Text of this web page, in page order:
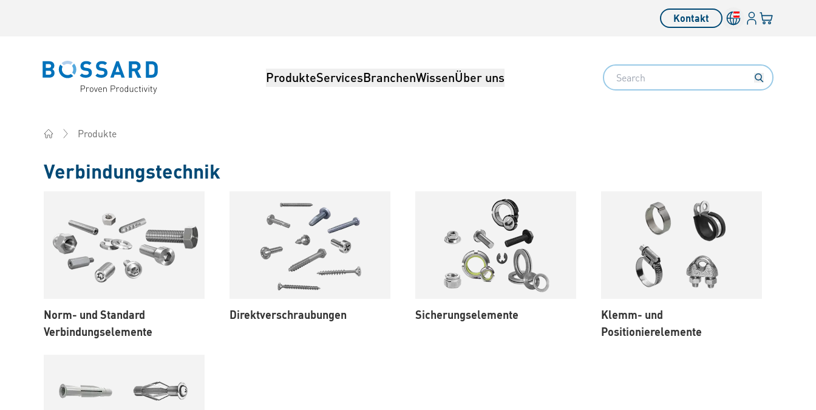
Kontakt Anmelden
Ihr
Bossard homepage ProdukteServicesBranchenWissenÜber uns Search
Produkte
Produkte
Verbindungstechnik
Norm- und Standard
Verbindungselemente
Direktverschraubungen Sicherungselemente
Klemm- und
Positionierelemente